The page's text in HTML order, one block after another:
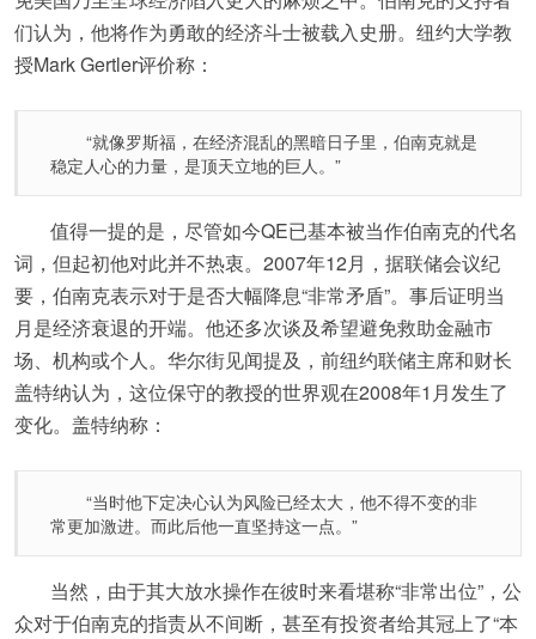
们认为，他将作为勇敢的经济斗士被载入史册。纽约大学教
授Mark Gertler评价称：
“就像罗斯福，在经济混乱的黑暗日子里，伯南克就是
稳定人心的力量，是顶天立地的巨人。”
值得一提的是，尽管如今QE已基本被当作伯南克的代名
词，但起初他对此并不热衷。2007年12月，据联储会议纪
要，伯南克表示对于是否大幅降息“非常矛盾”。事后证明当
月是经济衰退的开端。他还多次谈及希望避免救助金融市
场、机构或个人。华尔街见闻提及，前纽约联储主席和财长
盖特纳认为，这位保守的教授的世界观在2008年1月发生了
变化。盖特纳称：
“当时他下定决心认为风险已经太大，他不得不变的非
常更加激进。而此后他一直坚持这一点。”
当然，由于其大放水操作在彼时来看堪称“非常出位”，公
众对于伯南克的指责从不间断，甚至有投资者给其冠上了“本